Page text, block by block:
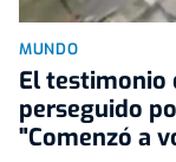
MUNDO
El testimonio
perseguido
"Comenzó a